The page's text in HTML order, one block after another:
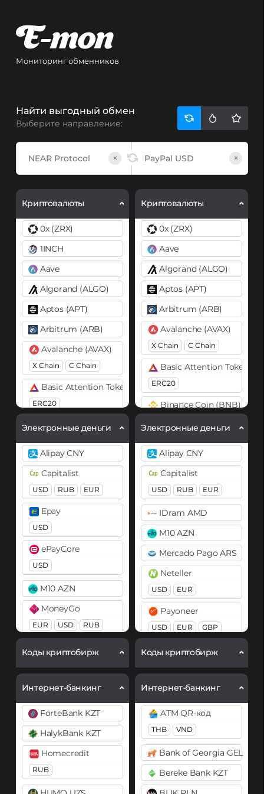
Мониторинг обменников
Найти выгодный обмен
Выберите направление:
× ×
Криптовалюты
0x (ZRX)
1INCH
Aave
Algorand (ALGO)
Aptos (APT)
Arbitrum (ARB)
Avalanche (AVAX)
X Chain C Chain
Basic Attention Token (BAT)
ERC20
Binance Coin (BNB)
BEP20 BEP2
Bitcoin (BTC)
BTC
BEP20
Lightning
OP
ARB
AVAXC
Bitcoin Cash (BCH)
Bitcoin SV (BSV)
BitTorrent (BTT)
Cardano (ADA)
Chainlink (LINK)
ERC20
Compound (COMP)
Cosmos (ATOM)
Cronos (CRO)
Curve (CRV)
DAI
ERC20
POLYGON
BEP20
DASH
Электронные деньги
Alipay CNY
Capitalist
USD RUB EUR
Epay
USD
ePayCore
USD
M10 AZN
MoneyGo
EUR USD RUB
NixMoney
Payeer
USD EUR
Payoneer
USD
Коды криптобирж
Интернет-банкинг
ForteBank KZT
HalykBank KZT
Homecredit
RUB
Криптовалюты
0x (ZRX)
Aave
Algorand (ALGO)
Aptos (APT)
Arbitrum (ARB)
Avalanche (AVAX)
X Chain C Chain
Basic Attention Token
ERC20
Binance Coin (BNB)
Bitcoin (BTC)
BTC BEP20
OP
ARB
AVAXC
Bitcoin Cash (BCH)
Bitcoin SV (BSV)
BitTorrent (BTT)
Cardano (ADA)
Chainlink (LINK)
ERC20
Cosmos (ATOM)
Cronos (CRO)
DAI
ERC20
DASH
Decentraland (MANA)
Dogecoin (DOGE)
DOGE
Polkadot (DOT)
DOT
Электронные деньги
Alipay CNY
Capitalist
USD RUB EUR
IDram AMD
M10 AZN
Mercado Pago ARS
Neteller
USD EUR
Payoneer
USD EUR GBP
PayPal
PaySera
USD EUR
Paytm INR
Pix BRL
Revolut
Коды криптобирж
Интернет-банкинг
ATM QR-код
THB VND
Bank of Georgia GEL
Bereke Bank KZT